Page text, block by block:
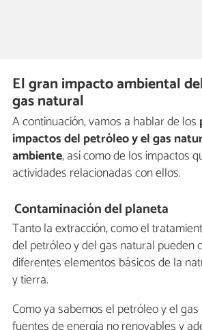
El gran impacto ambiental
gas natural
A continuación, vamos a hablar de los
impactos del petróleo y el gas
ambiente, así como de los impactos
actividades relacionadas con ellos.
Contaminación del planeta
Tanto la extracción, como el
del petróleo y del gas natural pueden
diferentes elementos básicos de la
y tierra.
Como ya sabemos el petróleo y el